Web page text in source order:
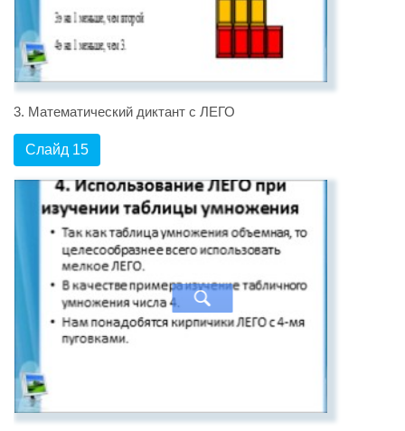
3. Математический диктант с ЛЕГО
Слайд 15